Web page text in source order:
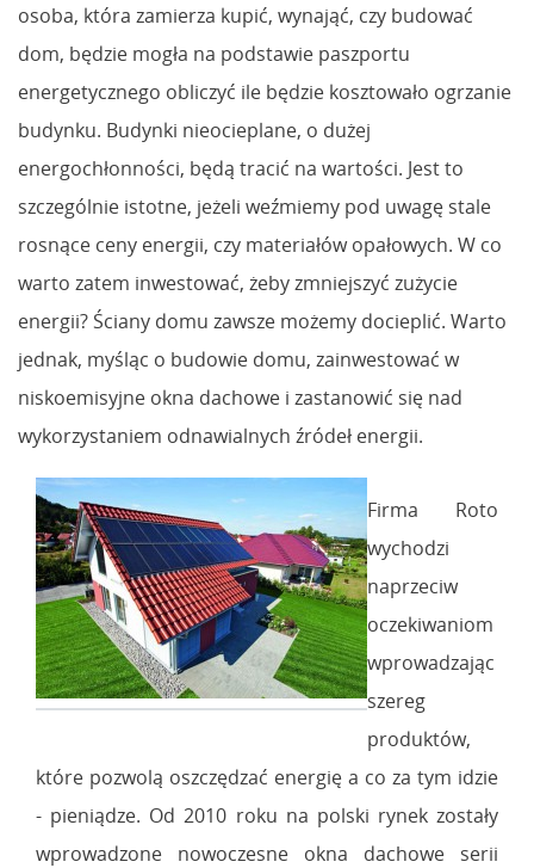
osoba, która zamierza kupić, wynająć, czy budować
dom, będzie mogła na podstawie paszportu
energetycznego obliczyć ile będzie kosztowało ogrzanie
budynku. Budynki nieocieplane, o dużej
energochłonności, będą tracić na wartości. Jest to
szczególnie istotne, jeżeli weźmiemy pod uwagę stale
rosnące ceny energii, czy materiałów opałowych. W co
warto zatem inwestować, żeby zmniejszyć zużycie
energii? Ściany domu zawsze możemy docieplić. Warto
jednak, myśląc o budowie domu, zainwestować w
niskoemisyjne okna dachowe i zastanowić się nad
wykorzystaniem odnawialnych źródeł energii.
Firma Roto
wychodzi
naprzeciw
oczekiwaniom
wprowadzając
szereg
produktów,
które pozwolą oszczędzać energię a co za tym idzie
- pieniądze. Od 2010 roku na polski rynek zostały
wprowadzone nowoczesne okna dachowe serii